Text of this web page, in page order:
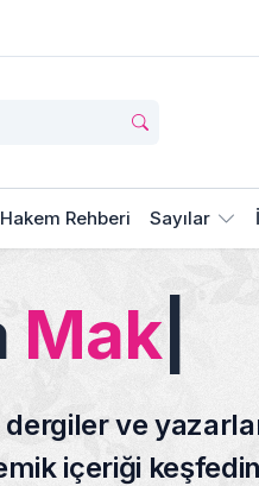
Health
Hakem Rehberi Sayılar
ve
içeriği